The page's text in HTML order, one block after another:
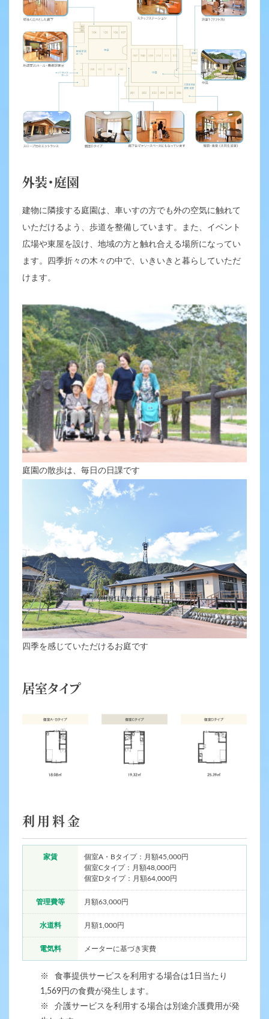
外装・庭園
建物に隣接する庭園は、車いすの方でも外の空気に触れて
いただけるよう、歩道を整備しています。また、イベント
広場や東屋を設け、地域の方と触れ合える場所になってい
ます。四季折々の木々の中で、いきいきと暮らしていただ
けます。
庭園の散歩は、毎日の日課です
四季を感じていただけるお庭です
居室タイプ
利用料金
家賃
個室A・Bタイプ：月額45,000円
個室Cタイプ：月額48,000円
個室Dタイプ：月額64,000円
管理費等 月額63,000円
水道料 月額1,000円
電気料 メーターに基づき実費
※
食事提供サービスを利用する場合は1日当たり
1,569円の食費が発生します。
※
介護サービスを利用する場合は別途介護費用が発